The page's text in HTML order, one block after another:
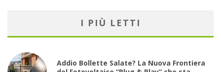
I PIÙ LETTI
Addio Bollette Salate? La Nuova Frontiera